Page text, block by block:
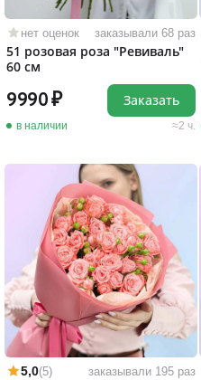
нет оценок заказывали 68 раз
51 розовая роза "Ревиваль"
60 см
9990
в наличии 2 ч.
Заказать
5,0(5) заказывали 195 раз